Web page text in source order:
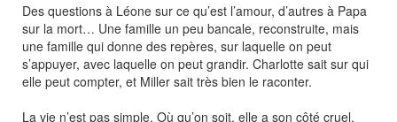
Des questions à Léone sur ce qu’est l’amour, d’autres à Papa
sur la mort… Une famille un peu bancale, reconstruite, mais
une famille qui donne des repères, sur laquelle on peut
s’appuyer, avec laquelle on peut grandir. Charlotte sait sur qui
elle peut compter, et Miller sait très bien le raconter.
La vie n’est pas simple. Où qu’on soit, elle a son côté cruel.